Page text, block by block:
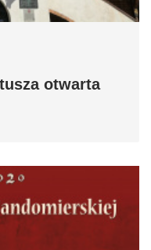
otwarta